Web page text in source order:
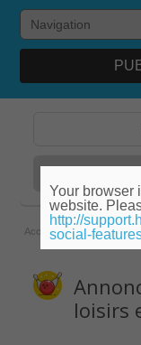
Accueil » Ile-de-France »
loisirs
Your browser
website.
http://
social-